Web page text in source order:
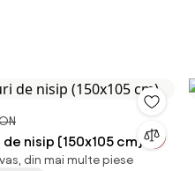
de nisip (150x105 cm)
din mai multe piese